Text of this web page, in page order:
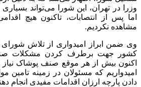
وزرا در تهران، این شورا می‌تواند
اما پس از انتصابات، تاکنون هیچ
مشاهده نکردیم.
وی ضمن ابراز امیدواری از تلاش
کشور جهت برطرف کردن مشکلات
اکنون بیش از هر موقع صنف پوشاک نیاز
امیدواریم که مسئولان در زمینه تامین
دادن پارچه ارزان اقدامات مفیدی انجام